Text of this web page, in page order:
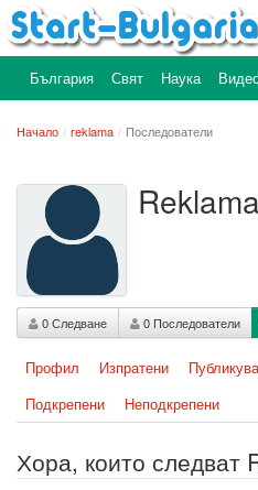
България Свят Наука
Начало reklama Последователи
Reklama
0 Следване 0 Последователи
Профил Изпратени
Подкрепени
Неподкрепени
Хора, които следват